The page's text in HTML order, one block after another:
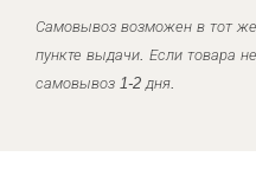
Самовывоз возможен в тот
пункте выдачи. Если товара
самовывоз 1-2 дня.